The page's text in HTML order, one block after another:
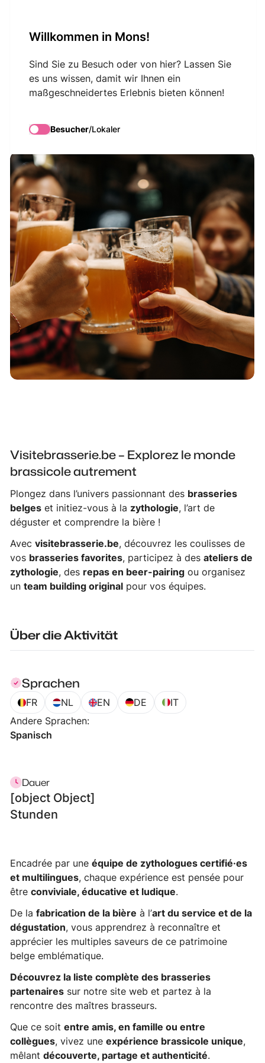
Willkommen in Mons!
Sind Sie zu Besuch oder von hier? Lassen Sie
es uns wissen, damit wir Ihnen ein
maßgeschneidertes Erlebnis bieten können!
Besucher/Lokaler
Visitebrasserie.be
Visitebrasserie.be – Explorez le monde
brassicole autrement
Plongez dans l’univers passionnant des brasseries
belges et initiez-vous à la zythologie, l’art de
déguster et comprendre la bière !
Avecvisitebrasserie.be, découvrez les coulisses de
vos brasseries favorites, participez à desateliers de
zythologie, des repas en beer-pairing ou organisez
unteam building original pour vos équipes.
Über die Aktivität
Sprachen
FR NL EN DE
IT
Andere Sprachen:
Spanisch
Dauer
[object Object]
Stunden
Encadrée par uneéquipe de zythologues certifié·es
et multilingues, chaque expérience est pensée pour
êtreconviviale, éducative et ludique.
De lafabrication de la bière à l’art du service et de la
dégustation, vous apprendrez à reconnaître et
apprécier les multiples saveurs de ce patrimoine
belge emblématique.
Découvrez la liste complète des brasseries
partenaires sur notre site web et partez à la
rencontre des maîtres brasseurs.
Que ce soitentre amis, en famille ou entre
collègues, vivez uneexpérience brassicole unique,
mêlantdécouverte, partage et authenticité.